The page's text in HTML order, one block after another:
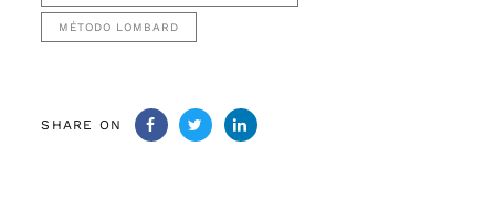
MÉTODO LOMBARD
SHARE ON